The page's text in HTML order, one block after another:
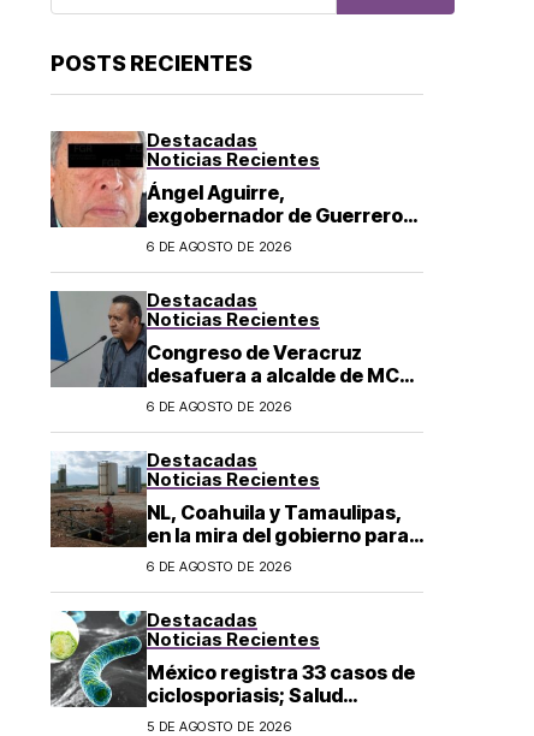
POSTS RECIENTES
Destacadas
Noticias Recientes
Ángel Aguirre,
exgobernador de Guerrero,
es detenido por caso
los 43 normalistas
6 DE AGOSTO DE 2026
Destacadas
Noticias Recientes
Congreso de Veracruz
desafuera a alcalde de MC
investigado por el asesinato
6 DE AGOSTO DE 2026
Destacadas
Noticias Recientes
NL, Coahuila y Tamaulipas,
en la mira del gobierno para
fracking
6 DE AGOSTO DE 2026
Destacadas
Noticias Recientes
México registra 33 casos de
ciclosporiasis; Salud
mantiene vigilancia
5 DE AGOSTO DE 2026